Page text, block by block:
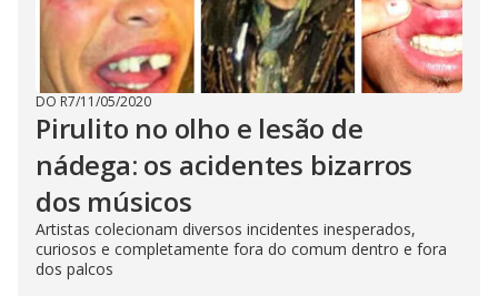
DO R7/11/05/2020
Pirulito no olho e lesão de
nádega: os acidentes bizarros
dos músicos
Artistas colecionam diversos incidentes inesperados,
curiosos e completamente fora do comum dentro e fora
dos palcos